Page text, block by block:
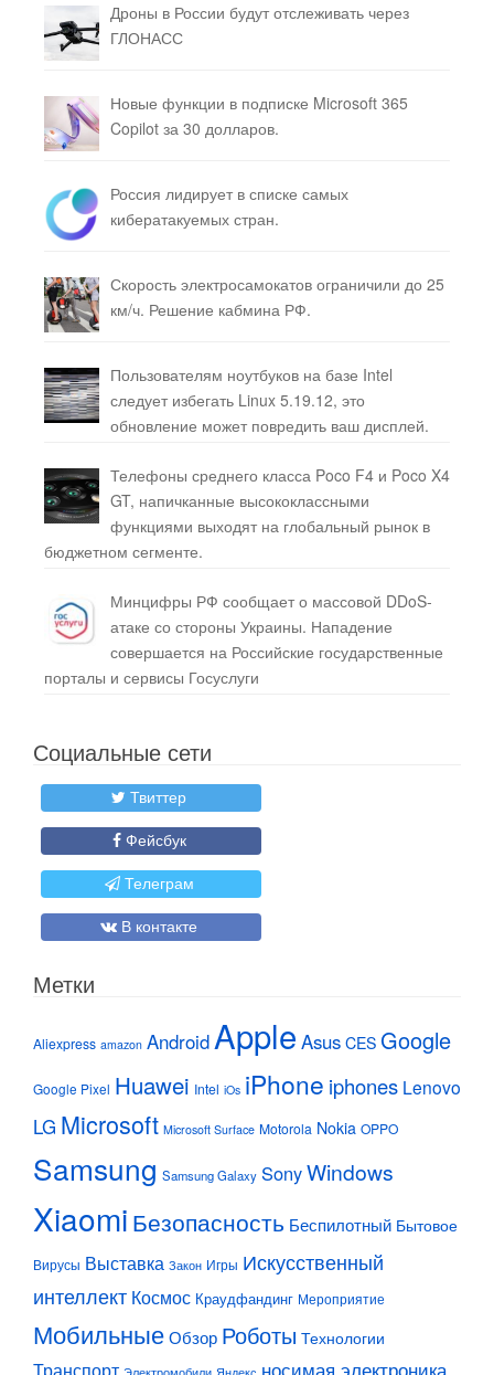
Дроны в России будут отслеживать через
ГЛОНАСС
Новые функции в подписке Microsoft 365
Copilot за 30 долларов.
Россия лидирует в списке самых
кибератакуемых стран.
Скорость электросамокатов ограничили до 25
км/ч. Решение кабмина РФ.
Пользователям ноутбуков на базе Intel
следует избегать Linux 5.19.12, это
обновление может повредить ваш дисплей.
Телефоны среднего класса Poco F4 и Poco X4
GT, напичканные высококлассными
функциями выходят на глобальный рынок в
бюджетном сегменте.
Минцифры РФ сообщает о массовой DDoS-
атаке со стороны Украины. Нападение
совершается на Российские государственные
порталы и сервисы Госуслуги
Социальные сети
Твиттер
Фейсбук
Телеграм
В контакте
Метки
Aliexpress amazon Android Apple Asus CES Google
Google Pixel Huawei Intel iOs iPhone iphones Lenovo
LG Microsoft Microsoft Surface Motorola Nokia OPPO
Samsung Samsung Galaxy SonyWindows
Xiaomi Безопасность Беспилотный Бытовое
Вирусы Выставка Закон Игры Искусственный
интеллект Космос Краудфандинг Мероприятие
МобильныеОбзор Роботы Технологии